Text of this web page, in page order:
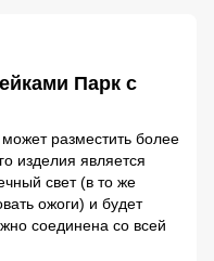
Парк с
разместить более
изделия является
свет (в то же
ожоги) и будет
соединена со всей